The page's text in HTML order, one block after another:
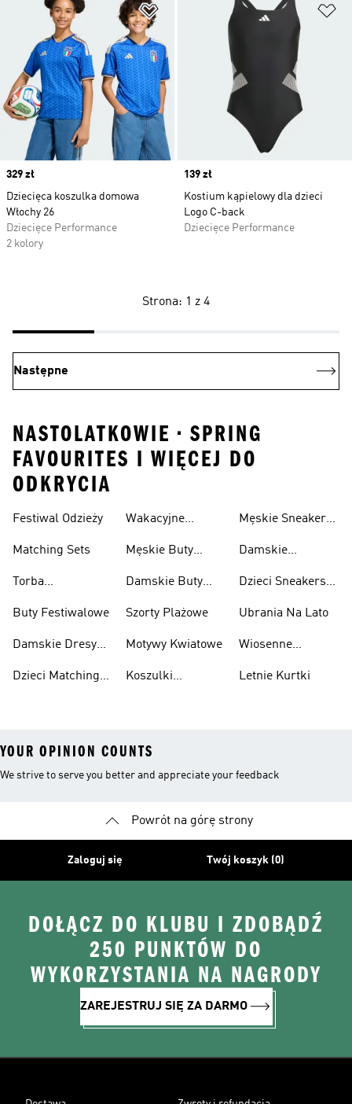
Dodaj do listy życzeń
Price
329 zł
Dziecięca koszulka domowa
Włochy 26
Dziecięce Performance
2 kolory
Price
139 zł
Kostium kąpielowy dla dzieci
Logo C-back
Dziecięce Performance
Strona: 1 z 4
Następne
NASTOLATKOWIE • SPRING
FAVOURITES I WIĘCEJ DO
ODKRYCIA
Festiwal Odzieży
Matching Sets
Torba
Buty Festiwalowe
Damskie Dresy
Dzieci Matching
Wakacyjne
Męskie Buty
Damskie Buty
Szorty Plażowe
Motywy Kwiatowe
Koszulki
Męskie Sneakersy
Damskie
Lato
Dzieci Sneakersy
Ubrania Na Lato
Wiosenne
Letnie Kurtki
YOUR OPINION COUNTS
We strive to serve you better and appreciate your feedback
Powrót na górę strony
Zaloguj się Twój koszyk (0)
DOŁĄCZ DO KLUBU I ZDOBĄDŹ
250 PUNKTÓW DO
WYKORZYSTANIA NA NAGRODY
ZAREJESTRUJ SIĘ ZA DARMO